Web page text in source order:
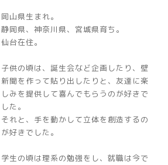
岡山県生まれ。
静岡県、神奈川県、宮城県育ち。
仙台在住。
子供の頃は、誕生会など企画したり、壁
新聞を作って貼り出したりと、友達に楽
しみを提供して喜んでもらうのが好きで
した。
それと、手を動かして立体を創造するの
が好きでした。
学生の頃は理系の勉強をし、就職は今で